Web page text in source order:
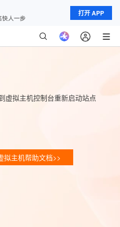
打开 APP
虚拟主机控制台重新启动站点
拟主机帮助文档>>